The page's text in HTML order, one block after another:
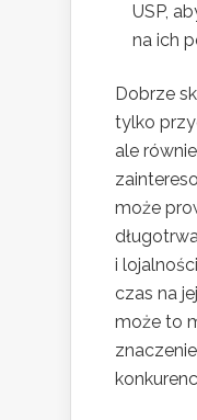
USP,
na ich
Dobrze
tylko
ale
może
i
czas na
może to